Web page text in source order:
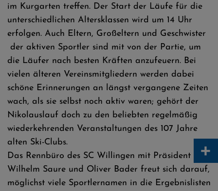
im Kurgarten treffen. Der Start der Läufe für die
unterschiedlichen Altersklassen wird um 14 Uhr
erfolgen. Auch Eltern, Großeltern und Geschwister
der aktiven Sportler sind mit von der Partie, um
die Läufer nach besten Kräften anzufeuern. Bei
vielen älteren Vereinsmitgliedern werden dabei
schöne Erinnerungen an längst vergangene Zeiten
wach, als sie selbst noch aktiv waren; gehört der
Nikolauslauf doch zu den beliebten regelmäßig
wiederkehrenden Veranstaltungen des 107 Jahre
alten Ski-Clubs.
Das Rennbüro des SC Willingen mit Präsident
Wilhelm Saure und Oliver Bader freut sich darauf,
möglichst viele Sportlernamen in die Ergebnislisten
+